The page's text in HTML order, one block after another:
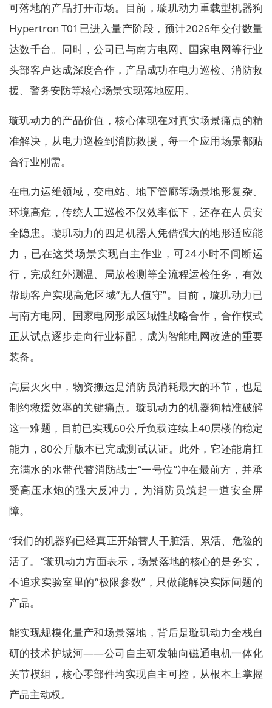
可落地的产品打开市场。目前，璇玑动力重载型机器狗
Hypertron T01已进入量产阶段，预计2026年交付数量
达数千台。同时，公司已与南方电网、国家电网等行业
头部客户达成深度合作，产品成功在电力巡检、消防救
援、警务安防等核心场景实现落地应用。
璇玑动力的产品价值，核心体现在对真实场景痛点的精
准解决，从电力巡检到消防救援，每一个应用场景都贴
合行业刚需。
在电力运维领域，变电站、地下管廊等场景地形复杂、
环境高危，传统人工巡检不仅效率低下，还存在人员安
全隐患。璇玑动力的四足机器人凭借强大的地形适应能
力，已在这类场景实现自主作业，可24小时不间断运
行，完成红外测温、局放检测等全流程运检任务，有效
帮助客户实现高危区域“无人值守”。目前，璇玑动力已
与南方电网、国家电网形成区域性战略合作，合作模式
正从试点逐步走向行业标配，成为智能电网改造的重要
装备。
高层灭火中，物资搬运是消防员消耗最大的环节，也是
制约救援效率的关键痛点。璇玑动力的机器狗精准破解
这一难题，目前已实现60公斤负载连续上40层楼的稳定
能力，80公斤版本已完成测试认证。此外，它还能肩扛
充满水的水带代替消防战士“一号位”冲在最前方，并承
受高压水炮的强大反冲力，为消防员筑起一道安全屏
障。
“我们的机器狗已经真正开始替人干脏活、累活、危险的
活了。”璇玑动力方面表示，场景落地的核心的是务实，
不追求实验室里的“极限参数”，只做能解决实际问题的
产品。
能实现规模化量产和场景落地，背后是璇玑动力全栈自
研的技术护城河——公司自主研发轴向磁通电机一体化
关节模组，核心零部件均实现自主可控，从根本上掌握
产品主动权。